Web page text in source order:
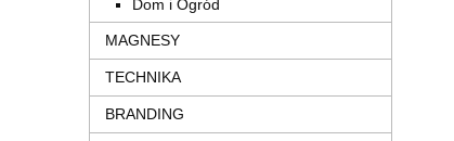
Dom i Ogród
MAGNESY
TECHNIKA
BRANDING